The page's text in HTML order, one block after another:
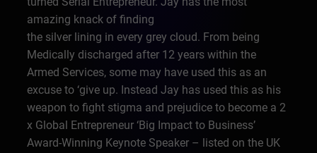
amazing knack of finding
the silver lining in every grey cloud. From being
Medically discharged after 12 years within the
Armed Services, some may have used this as an
excuse to ‘give up. Instead Jay has used this as his
weapon to fight stigma and prejudice to become a 2
x Global Entrepreneur ‘Big Impact to Business’
Award-Winning Keynote Speaker – listed on the UK